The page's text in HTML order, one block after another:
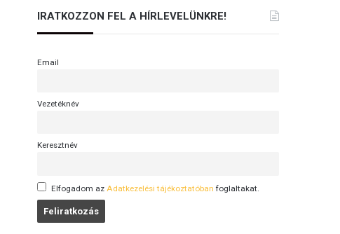
IRATKOZZON FEL A HÍRLEVELÜNKRE!
Email
Vezetéknév
Keresztnév
Elfogadom az Adatkezelési tájékoztatóban foglaltakat.